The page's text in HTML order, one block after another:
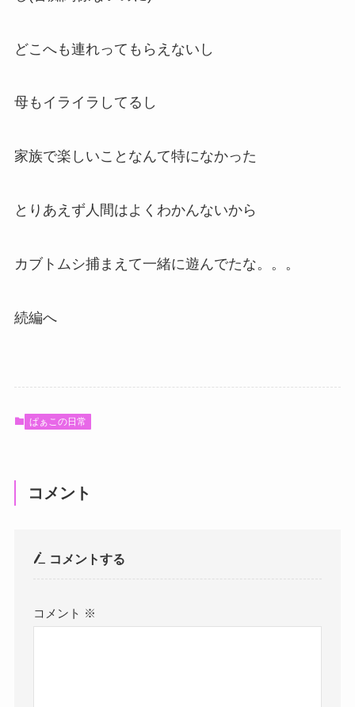
どこへも連れってもらえないし
母もイライラしてるし
家族で楽しいことなんて特になかった
とりあえず人間はよくわかんないから
カブトムシ捕まえて一緒に遊んでたな。。。
続編へ
ぱぁこの日常
コメント
コメントする
コメント ※